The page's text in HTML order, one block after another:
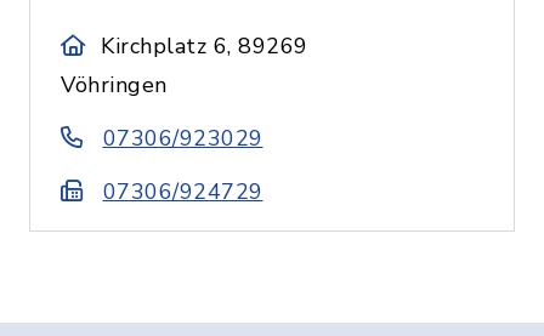
Kirchplatz 6, 89269
Vöhringen
07306/923029
07306/924729